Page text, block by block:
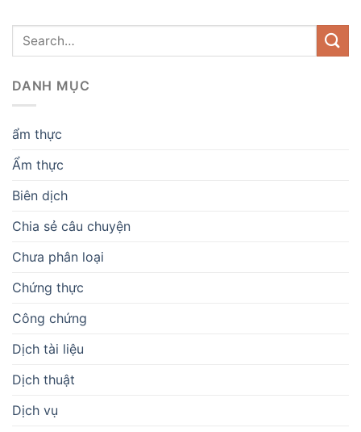
DANH MỤC
ẩm thực
Ẩm thực
Biên dịch
Chia sẻ câu chuyện
Chưa phân loại
Chứng thực
Công chứng
Dịch tài liệu
Dịch thuật
Dịch vụ